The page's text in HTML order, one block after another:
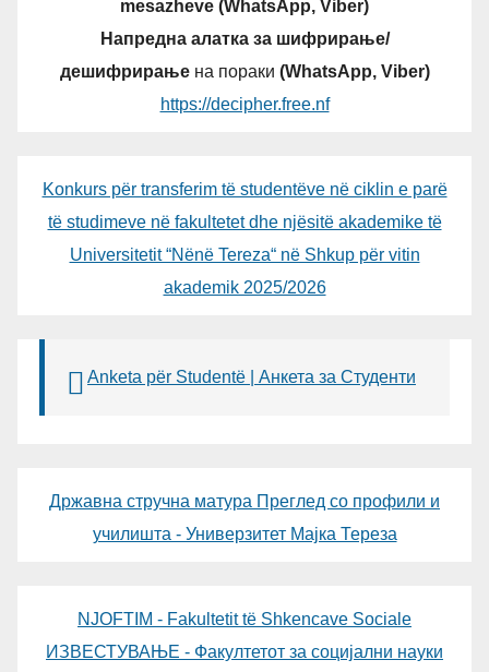
mesazheve (WhatsApp, Viber)
Напредна алатка за шифрирање/
дешифрирањена пораки (WhatsApp, Viber)
https://decipher.free.nf
Konkurs për transferim të studentëve në ciklin e parë
të studimeve në fakultetet dhe njësitë akademike të
Universitetit “Nënë Tereza“ në Shkup për vitin
akademik 2025/2026
Anketa për Studentë | Анкета за Студенти
Државна стручна матура Преглед со профили и
училишта - Универзитет Мајка Тереза
NJOFTIM - Fakultetit të Shkencave Sociale
ИЗВЕСТУВАЊЕ - Факултетот за социјални науки